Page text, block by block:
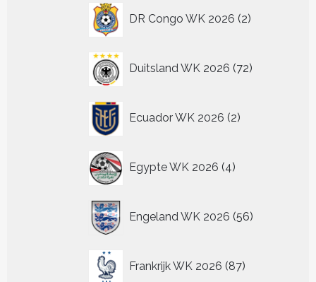
DR Congo WK 2026 2
producten
Duitsland WK 2026 72
producten
Ecuador WK 2026 2
producten
Egypte WK 2026 4
producten
Engeland WK 2026 56
producten
Frankrijk WK 2026 87
producten